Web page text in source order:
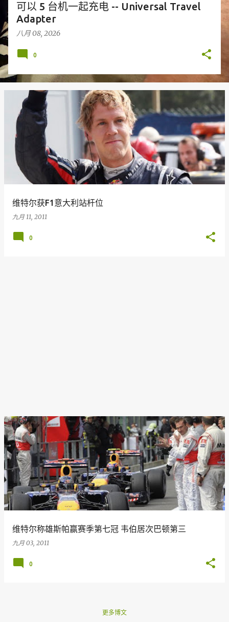
可以 5 台机一起充电 -- Universal Travel
Adapter
八月 08, 2026
0
维特尔获F1意大利站杆位
九月 11, 2011
0
维特尔称雄斯帕赢赛季第七冠 韦伯居次巴顿第三
九月 03, 2011
0
更多博文